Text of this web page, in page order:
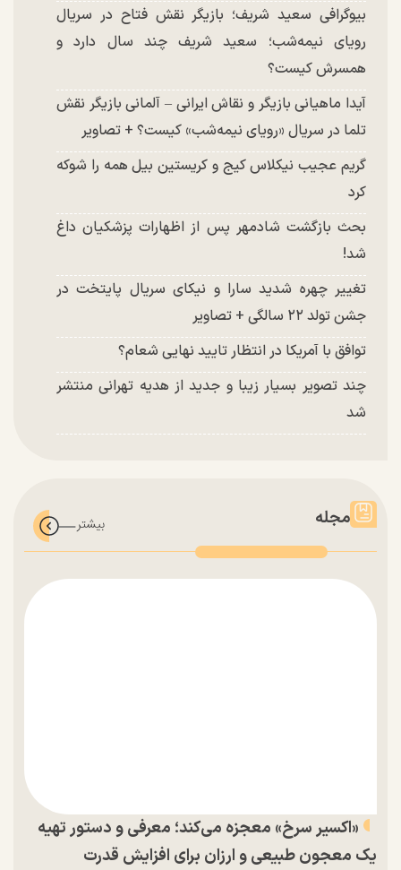
بیوگرافی سعید شریف؛ بازیگر نقش فتاح در سریال
رویای نیمه‌شب؛ سعید شریف چند سال دارد و
همسرش کیست؟
آیدا ماهیانی بازیگر و نقاش ایرانی – آلمانی بازیگر نقش
تلما در سریال «رویای نیمه‌شب» کیست؟ + تصاویر
گریم عجیب نیکلاس کیج و کریستین بیل همه را شوکه
کرد
بحث بازگشت شادمهر پس از اظهارات پزشکیان داغ
شد!
تغییر چهره شدید سارا و نیکای سریال پایتخت در
جشن تولد ۲۲ سالگی + تصاویر
توافق با آمریکا در انتظار تایید نهایی شعام؟
چند تصویر بسیار زیبا و جدید از هدیه تهرانی منتشر
شد
مجله
«اکسیر سرخ» معجزه می‌کند؛ معرفی و دستور تهیه
یک معجون طبیعی و ارزان برای افزایش قدرت